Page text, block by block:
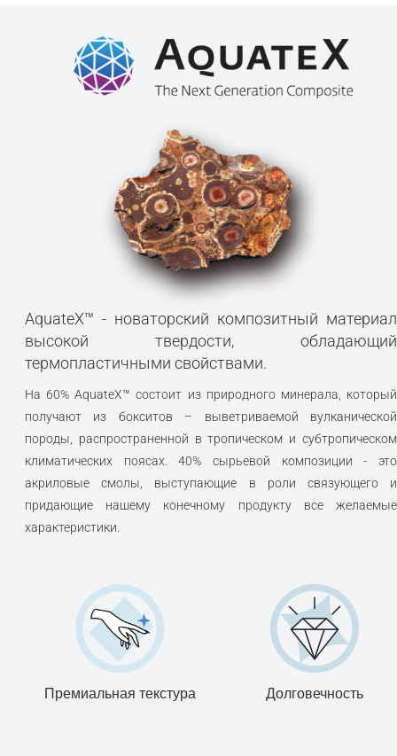
AquateX™ - новаторский композитный материал
высокой твердости, обладающий
термопластичными свойствами.
На 60% AquateX™ состоит из природного минерала, который
получают из бокситов – выветриваемой вулканической
породы, распространенной в тропическом и субтропическом
климатических поясах. 40% сырьевой композиции - это
акриловые смолы, выступающие в роли связующего и
придающие нашему конечному продукту все желаемые
характеристики.
Премиальная текстура Долговечность